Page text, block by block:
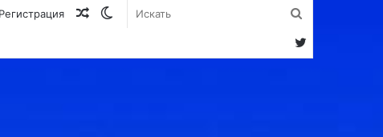
Switch
Случайная
Twitter